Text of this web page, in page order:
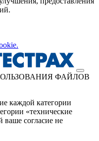
ФАЙЛОВ
каждой категории
«технические
ваше согласие не